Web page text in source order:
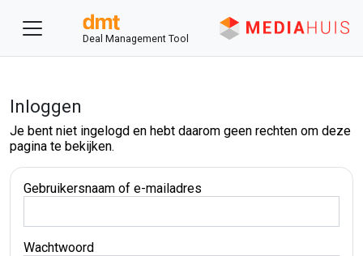
Deal Management Tool
Inloggen
Je bent niet ingelogd en hebt daarom geen rechten om deze
pagina te bekijken.
Gebruikersnaam of e-mailadres
Wachtwoord